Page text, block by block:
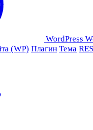
WordPress
(WP) Плагин Тема